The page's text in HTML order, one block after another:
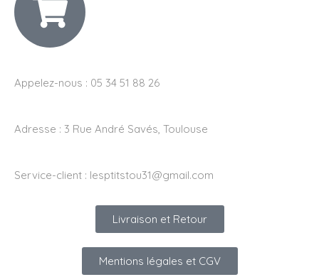
Appelez-nous : 05 34 51 88 26
Adresse : 3 Rue André Savés, Toulouse
Service-client : lesptitstou31@gmail.com
Livraison et Retour
Mentions légales et CGV